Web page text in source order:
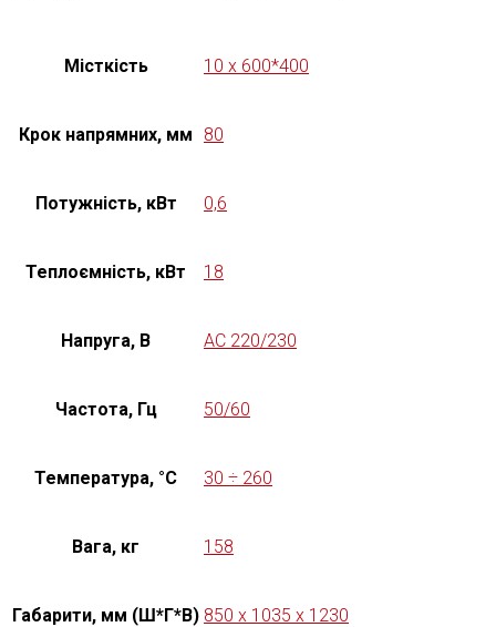
Місткість 10 x 600*400
Крок напрямних, мм 80
Потужність, кВт 0,6
Теплоємність, кВт 18
Напруга, В AC 220/230
Частота, Гц 50/60
Температура, °C 30 ÷ 260
Вага, кг 158
Габарити, мм (Ш*Г*В) 850 x 1035 x 1230